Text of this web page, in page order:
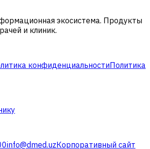
экосистема. Продукты
и клиник.
конфиденциальностиПолитика
info@dmed.uzКорпоративный сайт